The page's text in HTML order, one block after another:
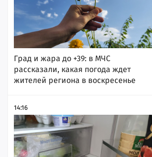
Град и жара до +39: в МЧС
рассказали, какая погода ждет
жителей региона в воскресенье
14:16